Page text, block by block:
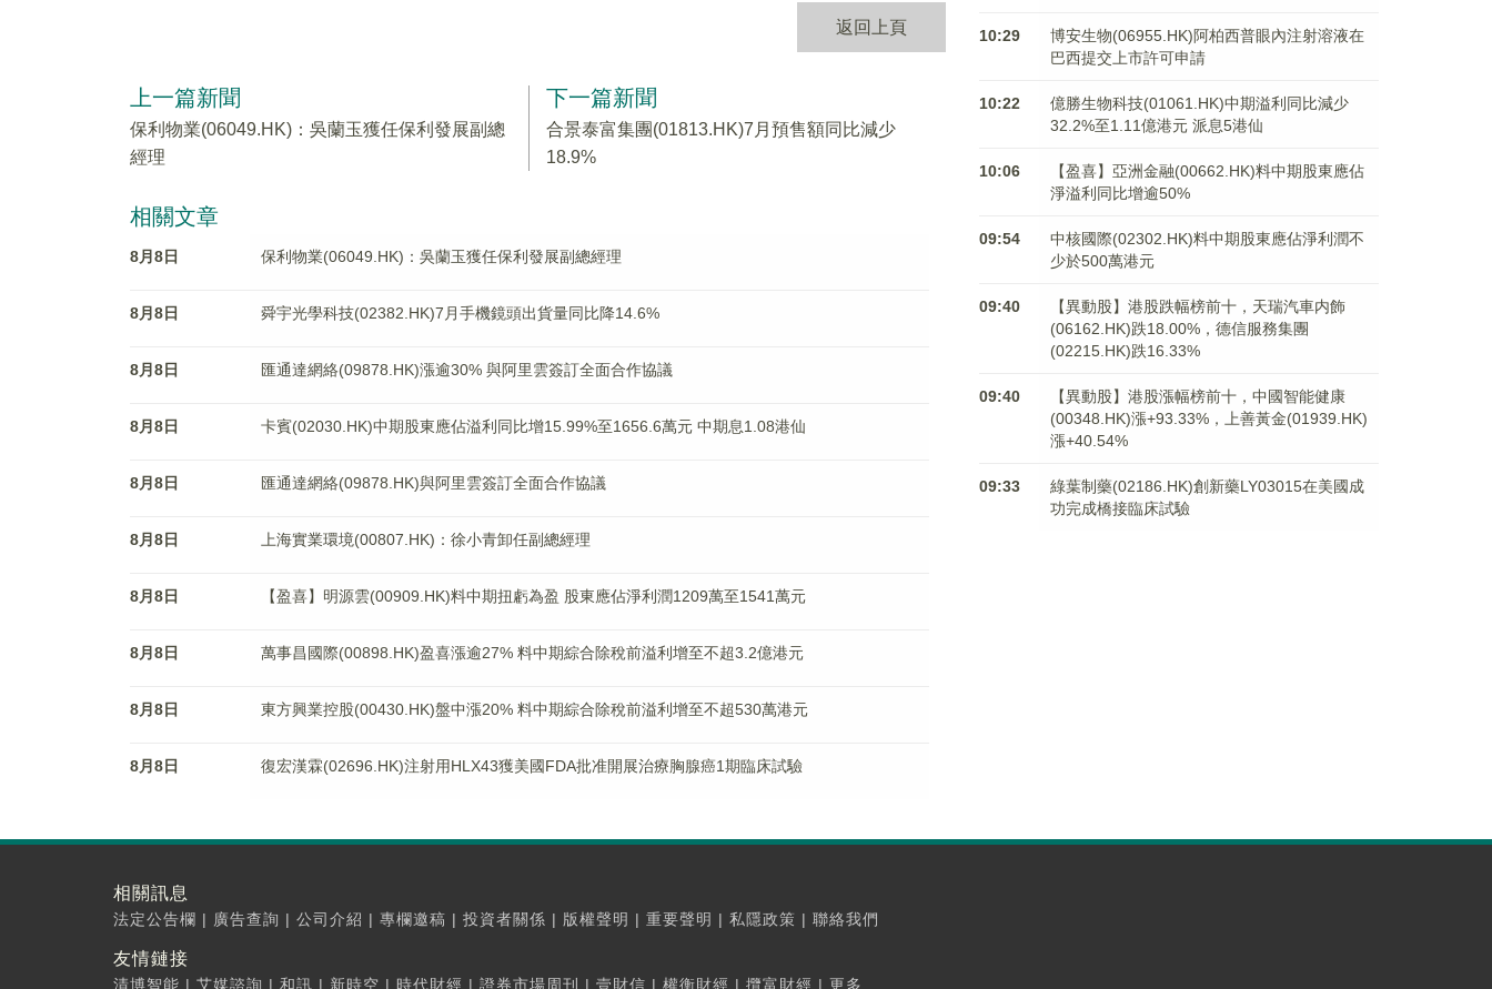
返回上頁
上一篇新聞
保利物業(06049.HK)：吳蘭玉獲任保利發展副總
經理
下一篇新聞
合景泰富集團(01813.HK)7月預售額同比減少
18.9%
相關文章
8月8日 保利物業(06049.HK)：吳蘭玉獲任保利發展副總經理
8月8日 舜宇光學科技(02382.HK)7月手機鏡頭出貨量同比降14.6%
8月8日 匯通達網絡(09878.HK)漲逾30% 與阿里雲簽訂全面合作協議
8月8日 卡賓(02030.HK)中期股東應佔溢利同比增15.99%至1656.6萬元 中期息1.08港仙
8月8日 匯通達網絡(09878.HK)與阿里雲簽訂全面合作協議
8月8日 上海實業環境(00807.HK)：徐小青卸任副總經理
8月8日 【盈喜】明源雲(00909.HK)料中期扭虧為盈 股東應佔淨利潤1209萬至1541萬元
8月8日 萬事昌國際(00898.HK)盈喜漲逾27% 料中期綜合除稅前溢利增至不超3.2億港元
8月8日 東方興業控股(00430.HK)盤中漲20% 料中期綜合除稅前溢利增至不超530萬港元
8月8日 復宏漢霖(02696.HK)注射用HLX43獲美國FDA批准開展治療胸腺癌1期臨床試驗
10:29
博安生物(06955.HK)阿柏西普眼內注射溶液在
巴西提交上市許可申請
10:22
億勝生物科技(01061.HK)中期溢利同比減少
32.2%至1.11億港元 派息5港仙
10:06
【盈喜】亞洲金融(00662.HK)料中期股東應佔
淨溢利同比增逾50%
09:54
中核國際(02302.HK)料中期股東應佔淨利潤不
少於500萬港元
09:40
【異動股】港股跌幅榜前十，天瑞汽車内飾
(06162.HK)跌18.00%，德信服務集團
(02215.HK)跌16.33%
09:40
【異動股】港股漲幅榜前十，中國智能健康
(00348.HK)漲+93.33%，上善黃金(01939.HK)
漲+40.54%
09:33
綠葉制藥(02186.HK)創新藥LY03015在美國成
功完成橋接臨床試驗
相關訊息
法定公告欄 | 廣告查詢 | 公司介紹 | 專欄邀稿 | 投資者關係 | 版權聲明 | 重要聲明 | 私隱政策 | 聯絡我們
友情鏈接
清博智能 | 艾媒諮詢 | 和訊 | 新時空 | 時代財經 | 證券市場周刊 | 壹財信 | 權衡財經 | 攬富財經 | 更多...